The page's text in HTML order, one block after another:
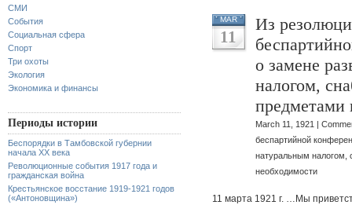
СМИ
События
Социальная сфера
Спорт
Три охоты
Экология
Экономика и финансы
Периоды истории
Беспорядки в Тамбовской губернии
начала XX века
Революционные события 1917 года и
гражданская война
Крестьянское восстание 1919-1921 годов
(«Антоновщина»)
MAR
11
Из
о замене
налогом,
предметами
March 11, 1921 |
беспартийной
натуральным налогом,
необходимости
11 марта 1921 г. …Мы